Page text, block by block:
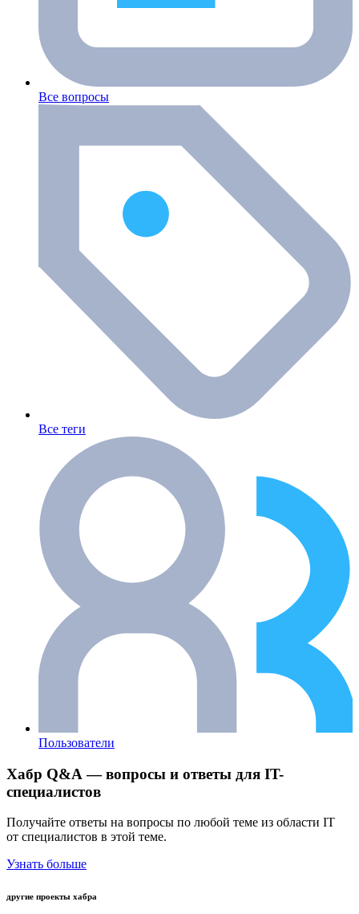
Все вопросы
Все теги
Пользователи
Хабр Q&A — вопросы и ответы для IT-
специалистов
Получайте ответы на вопросы по любой теме из области IT
от специалистов в этой теме.
Узнать больше
другие проекты хабра